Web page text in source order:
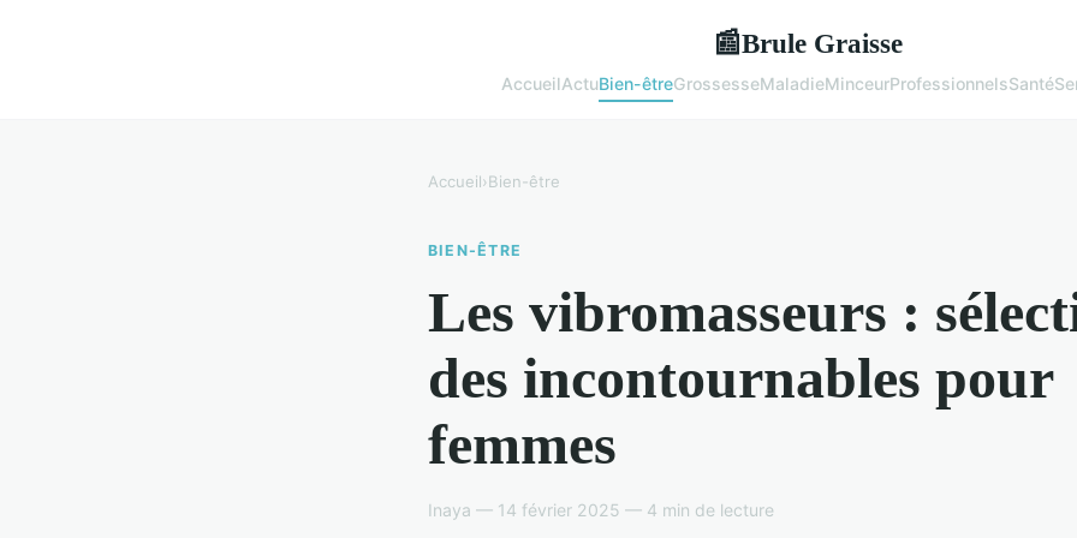
📰Brule Graisse
AccueilActuBien-êtreGrossesseMaladieMinceurProfessionnelsSanté
Accueil›Bien-être
BIEN-ÊTRE
Les vibromasseurs :
des incontournables pour
femmes
Inaya — 14 février 2025 — 4 min de lecture